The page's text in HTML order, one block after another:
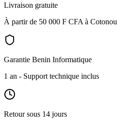
Livraison gratuite
À partir de 50 000 F CFA à Cotonou
Garantie Benin Informatique
1 an - Support technique inclus
Retour sous 14 jours